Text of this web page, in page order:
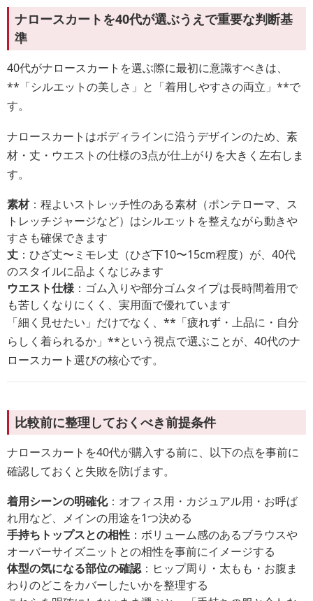
ナロースカートを40代が選ぶうえで重要な判断基
準
40代がナロースカートを選ぶ際に最初に意識すべきは、
**「シルエットの美しさ」と「着用しやすさの両立」**で
す。
ナロースカートはボディラインに沿うデザインのため、素
材・丈・ウエストの仕様の3点が仕上がりを大きく左右しま
す。
素材：程よいストレッチ性のある素材（ポンテローマ、ス
トレッチジャージなど）はシルエットを整えながら動きや
すさも確保できます
丈 ：ひざ丈〜ミモレ丈（ひざ下10〜15cm程度）が、40代
のスタイルに品よくなじみます
ウエスト仕様：ゴム入りや部分ゴムタイプは長時間着用で
も苦しくなりにくく、実用面で優れています
「細く見せたい」だけでなく、**「疲れず・上品に・自分
らしく着られるか」**という視点で選ぶことが、40代のナ
ロースカート選びの核心です。
比較前に整理しておくべき前提条件
ナロースカートを40代が購入する前に、以下の点を事前に
確認しておくと失敗を防げます。
着用シーンの明確化：オフィス用・カジュアル用・お呼ば
れ用など、メインの用途を1つ決める
手持ちトップスとの相性 ：ボリューム感のあるブラウスや
オーバーサイズニットとの相性を事前にイメージする
体型の気になる部位の確認：ヒップ周り・太もも・お腹ま
わりのどこをカバーしたいかを整理する